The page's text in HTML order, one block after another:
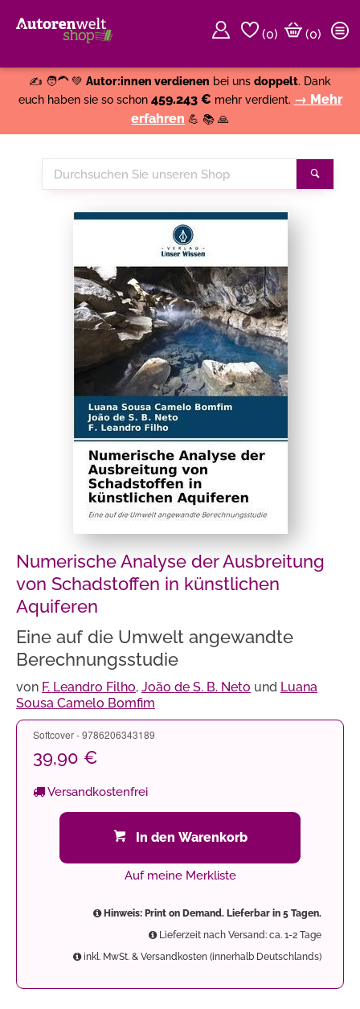
(0)
(0)
✍️ 🧑‍🦱 💚 Autor:innen verdienen bei uns doppelt. Dank
euch haben sie so schon 459.243 € mehr verdient. → Mehr
erfahren 💪 📚 🙏
Durchsuchen
Sie
Numerische Analyse der Ausbreitung
von Schadstoffen in künstlichen
Aquiferen
Eine auf die Umwelt angewandte
Berechnungsstudie
von F. Leandro Filho, João de S. B. Neto und Luana
Sousa Camelo Bomfim
Softcover - 9786206343189
39,90 €
Versandkostenfrei
In den Warenkorb
Auf meine Merkliste
Hinweis: Print on Demand. Lieferbar in 5 Tagen.
Lieferzeit nach Versand: ca. 1-2 Tage
inkl. MwSt. & Versandkosten (innerhalb Deutschlands)